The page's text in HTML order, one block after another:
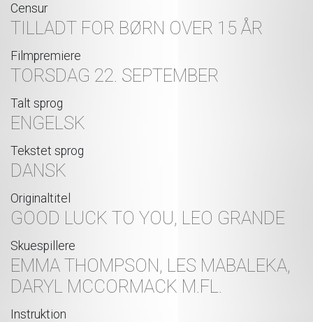
Censur
TILLADT FOR BØRN OVER 15 ÅR
Filmpremiere
TORSDAG 22. SEPTEMBER
Talt sprog
ENGELSK
Tekstet sprog
DANSK
Originaltitel
GOOD LUCK TO YOU, LEO GRANDE
Skuespillere
EMMA THOMPSON, LES MABALEKA,
DARYL MCCORMACK M.FL.
Instruktion